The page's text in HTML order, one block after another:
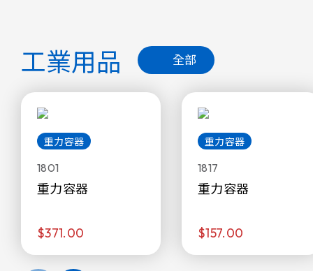
工業用品 全部
重力容器
1801
重力容器
$371.00
重力容器
1817
重力容器
$157.00